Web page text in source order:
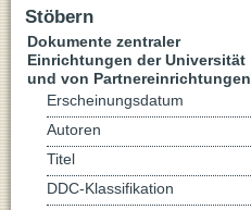
Stöbern
Dokumente zentraler
Einrichtungen der Universität
und von Partnereinrichtungen
Erscheinungsdatum
Autoren
Titel
DDC-Klassifikation